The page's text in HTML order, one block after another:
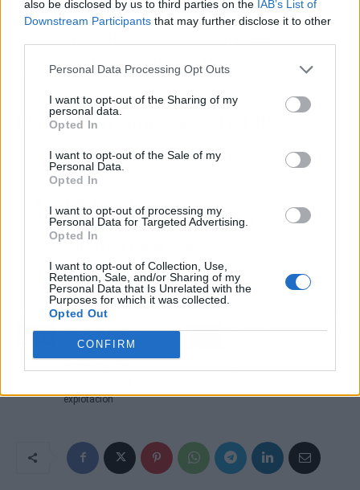
also be disclosed by us to third parties on the IAB’s List of
Downstream Participants that may further disclose it to other
Personal Data Processing Opt Outs
I want to opt-out of the Sharing of my
personal data.
Opted In
I want to opt-out of the Sale of my
Personal Data.
Opted In
I want to opt-out of processing my
Personal Data for Targeted Advertising.
Opted In
I want to opt-out of Collection, Use,
Retention, Sale, and/or Sharing of my
Personal Data that Is Unrelated with the
Purposes for which it was collected.
Opted Out
CONFIRM
puntuación no es un diez porque fuera del
Valley.
El resumen para vagos (TL;DR)
¿Qué ha pasado?DeepSeek V4 funciona de serie con chips
chinos y cuatro fabricantes lo soportan desde el día uno.
esquivar las sanciones de EE.UU. en hardware de IA.
industria china, pero si vives fuera, no esperes milagros aún.
Artículo anterior
TheGrefg zanja la
polémica con su
explotación
BTS en México: la locura